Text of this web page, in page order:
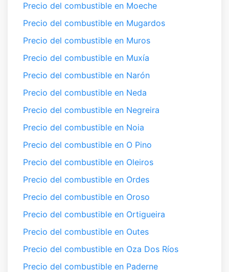
Precio del combustible en Moeche
Precio del combustible en Mugardos
Precio del combustible en Muros
Precio del combustible en Muxía
Precio del combustible en Narón
Precio del combustible en Neda
Precio del combustible en Negreira
Precio del combustible en Noia
Precio del combustible en O Pino
Precio del combustible en Oleiros
Precio del combustible en Ordes
Precio del combustible en Oroso
Precio del combustible en Ortigueira
Precio del combustible en Outes
Precio del combustible en Oza Dos Ríos
Precio del combustible en Paderne